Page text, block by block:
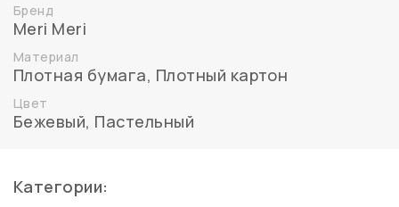
Бренд
Meri Meri
Материал
Плотная бумага, Плотный картон
Цвет
Бежевый, Пастельный
Категории: